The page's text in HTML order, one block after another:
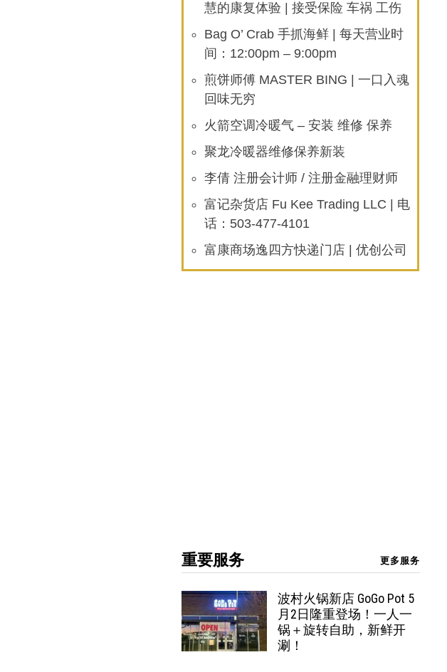
慧的康复体验 | 接受保险 车祸 工伤
Bag O’ Crab 手抓海鲜 | 每天营业时
间：12:00pm – 9:00pm
煎饼师傅 MASTER BING | 一口入魂
回味无穷
火箭空调冷暖气 – 安装 维修 保养
聚龙冷暖器维修保养新装
李倩 注册会计师 / 注册金融理财师
富记杂货店 Fu Kee Trading LLC | 电
话：503-477-4101
富康商场逸四方快递门店 | 优创公司
重要服务 更多服务
波村火锅新店 GoGo Pot 5
月2日隆重登场！一人一
锅＋旋转自助，新鲜开
涮！